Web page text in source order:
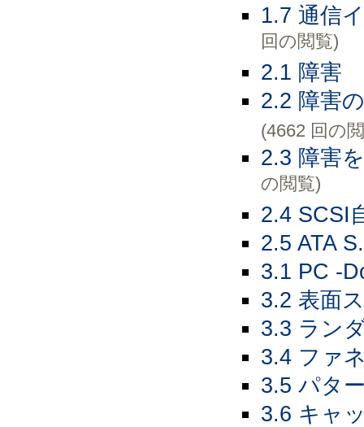
1.7 通信
回の閲覧)
2.1 障害
2.2 障害
(4662 回の
2.3 障害
の閲覧)
2.4 SCSI
2.5 ATA
3.1 PC -
3.2 表面
3.3 ラン
3.4 ファ
3.5 パタ
3.6 キャ